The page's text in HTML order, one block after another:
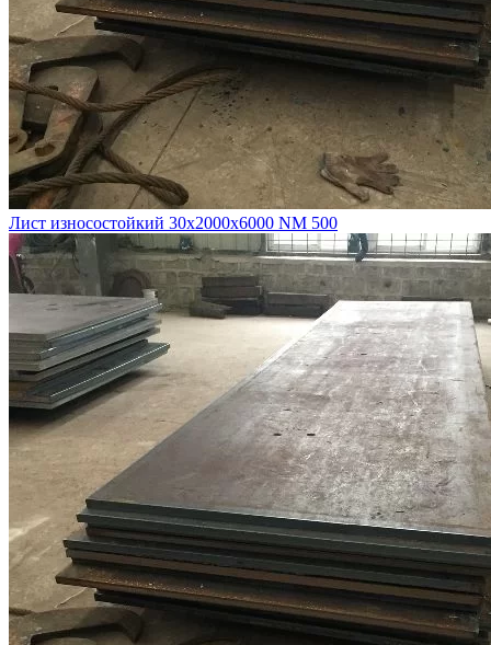
Лист износостойкий 30х2000х6000 NM 500